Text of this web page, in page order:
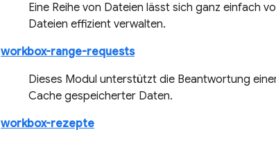
Eine Reihe von Dateien lässt sich ganz einfach
Dateien effizient verwalten.
workbox-range-requests
Dieses Modul unterstützt die Beantwortung
Cache gespeicherter Daten.
workbox-rezepte